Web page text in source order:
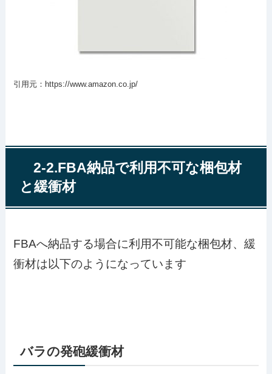
引用元：https://www.amazon.co.jp/
2-2.FBA納品で利用不可な梱包材
と緩衝材
FBAへ納品する場合に利用不可能な梱包材、緩
衝材は以下のようになっています
バラの発砲緩衝材